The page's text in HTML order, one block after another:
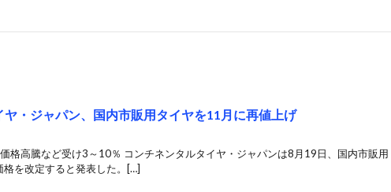
ヤ・ジャパン、国内市販用タイヤを11月に再値上げ
格高騰など受け3～10％ コンチネンタルタイヤ・ジャパンは8月19日、国内市販用
格を改定すると発表した。[…]